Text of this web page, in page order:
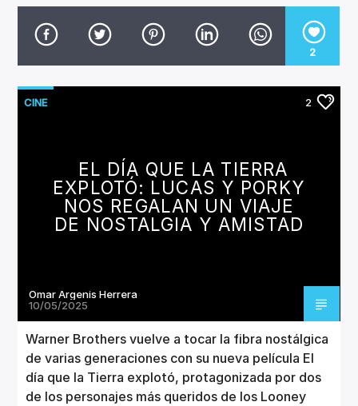
TÍTULO
ARTISTA
Invencible Radio
2
CINE 2
EL DÍA QUE LA TIERRA
EXPLOTÓ: LUCAS Y PORKY
NOS REGALAN UN VIAJE
DE NOSTALGIA Y AMISTAD
Omar Argenis Herrera
10/05/2025
Warner Brothers vuelve a tocar la fibra nostálgica
de varias generaciones con su nueva película El
día que la Tierra explotó, protagonizada por dos
de los personajes más queridos de los Looney